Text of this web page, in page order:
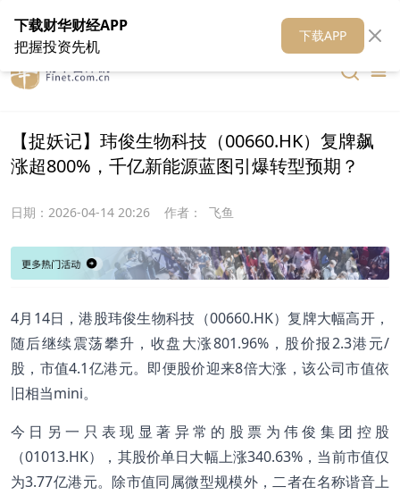
在线客服 关于我们 财华媒体矩阵 财华智库
【捉妖记】玮俊生物科技（00660.HK）复牌飙
涨超800%，千亿新能源蓝图引爆转型预期？
日期： 2026-04-14 20:26 作者： 飞鱼
4月14日，港股玮俊生物科技（00660.HK）复牌大幅高开，
随后继续震荡攀升，收盘大涨801.96%，股价报2.3港元/
股，市值4.1亿港元。即便股价迎来8倍大涨，该公司市值依
旧相当mini。
今日另一只表现显著异常的股票为伟俊集团控股
（01013.HK），其股价单日大幅上涨340.63%，当前市值仅
为3.77亿港元。除市值同属微型规模外，二者在名称谐音上
下载财华财经APP
把握投资先机
下载APP